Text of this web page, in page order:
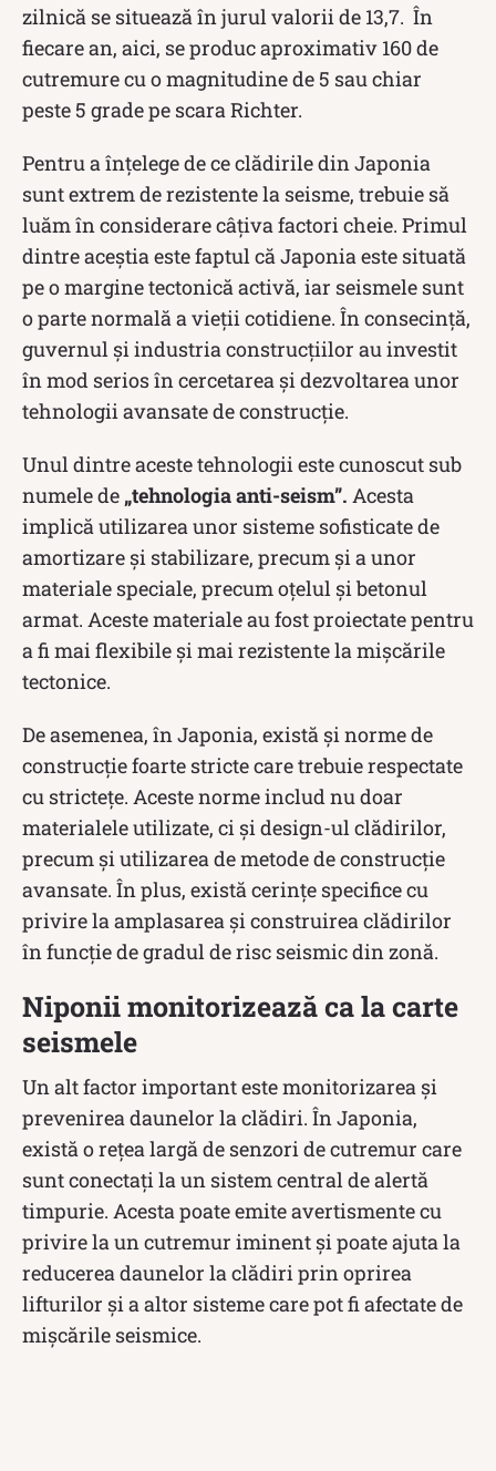
zilnică se situează în jurul valorii de 13,7. În
fiecare an, aici, se produc aproximativ 160 de
cutremure cu o magnitudine de 5 sau chiar
peste 5 grade pe scara Richter.
Pentru a înțelege de ce clădirile din Japonia
sunt extrem de rezistente la seisme, trebuie să
luăm în considerare câțiva factori cheie. Primul
dintre aceștia este faptul că Japonia este situată
pe o margine tectonică activă, iar seismele sunt
o parte normală a vieții cotidiene. În consecință,
guvernul și industria construcțiilor au investit
în mod serios în cercetarea și dezvoltarea unor
tehnologii avansate de construcție.
Unul dintre aceste tehnologii este cunoscut sub
numele de „tehnologia anti-seism”. Acesta
implică utilizarea unor sisteme sofisticate de
amortizare și stabilizare, precum și a unor
materiale speciale, precum oțelul și betonul
armat. Aceste materiale au fost proiectate pentru
a fi mai flexibile și mai rezistente la mișcările
tectonice.
De asemenea, în Japonia, există și norme de
construcție foarte stricte care trebuie respectate
cu strictețe. Aceste norme includ nu doar
materialele utilizate, ci și design-ul clădirilor,
precum și utilizarea de metode de construcție
avansate. În plus, există cerințe specifice cu
privire la amplasarea și construirea clădirilor
în funcție de gradul de risc seismic din zonă.
Niponii monitorizează ca la carte
seismele
Un alt factor important este monitorizarea și
prevenirea daunelor la clădiri. În Japonia,
există o rețea largă de senzori de cutremur care
sunt conectați la un sistem central de alertă
timpurie. Acesta poate emite avertismente cu
privire la un cutremur iminent și poate ajuta la
reducerea daunelor la clădiri prin oprirea
lifturilor și a altor sisteme care pot fi afectate de
mișcările seismice.